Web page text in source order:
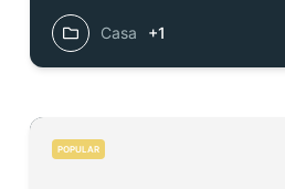
Casa +1
POPULAR